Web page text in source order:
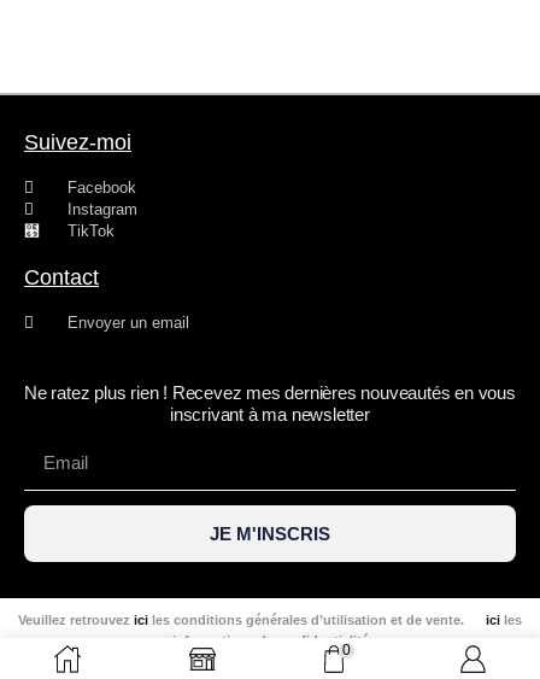
0
Suivez-moi
Facebook
Instagram
TikTok
Contact
Envoyer un email
Ne ratez plus rien ! Recevez mes dernières nouveautés en vous
inscrivant à ma newsletter
JE M'INSCRIS
Veuillez retrouvez ici les conditions générales d’utilisation et de vente. ici les
informations de confidentialité